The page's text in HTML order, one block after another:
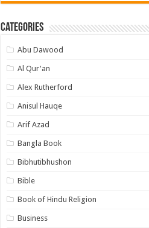
Categories
Abu Dawood
Al Qur'an
Alex Rutherford
Anisul Hauqe
Arif Azad
Bangla Book
Bibhutibhushon
Bible
Book of Hindu Religion
Business